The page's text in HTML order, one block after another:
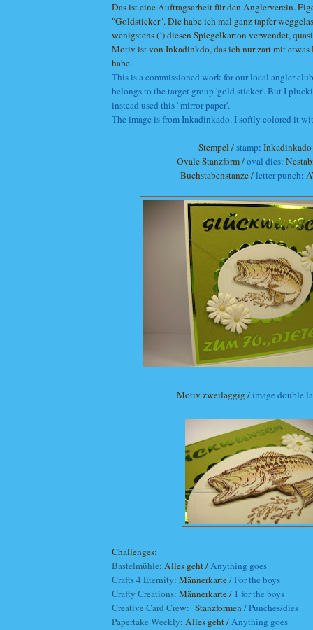
Das ist eine Auftragsarbeit für den Anglerverein.
"Goldsticker". Die habe ich mal ganz tapfer
wenigstens (!) diesen Spiegelkarton verwendet,
Motiv ist von Inkadinkdo, das ich nur zart mit etwas
habe.
This is a commissioned work for our local angler
belongs to the target group 'gold sticker'. But I
instead used this ' mirror paper'.
The image is from Inkadinkado. I softly colored it
Stempel /stamp: Inkadinkado
Ovale Stanzform /oval dies:
Buchstabenstanze /letter punch:
Motiv zweilaggig /image double
Challenges:
Bastelmühle: Alles geht /Anything goes
Crafts 4 Eternity: Männerkarte/ For the boys
Crafty Creations: Männerkarte / 1 for the boys
Creative Card Crew: Stanzformen/ Punches/dies
Papertake Weekly: Alles geht /Anything goes